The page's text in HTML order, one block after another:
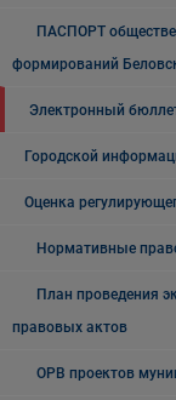
ПАСПОРТ
формирований
Электронный
Городской
Оценка
Нормативные
План проведения
правовых актов
ОРВ проектов